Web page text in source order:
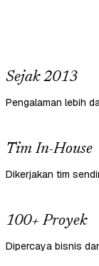
Sejak 2013
Pengalaman lebih
Tim In-House
Dikerjakan tim
100+ Proyek
Dipercaya bisnis